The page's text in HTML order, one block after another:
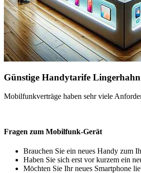
Günstige Handytarife Lingerhahn
Mobilfunkverträge haben sehr viele
Fragen zum Mobilfunk-Gerät
Brauchen Sie ein neues Handy zum
Haben Sie sich erst vor kurzem ein
Möchten Sie Ihr neues Smartphone